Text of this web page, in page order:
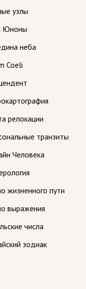
узлы
Юноны
неба
Coeli
релокации
транзиты
Человека
жизненного пути
выражения
числа
зодиак